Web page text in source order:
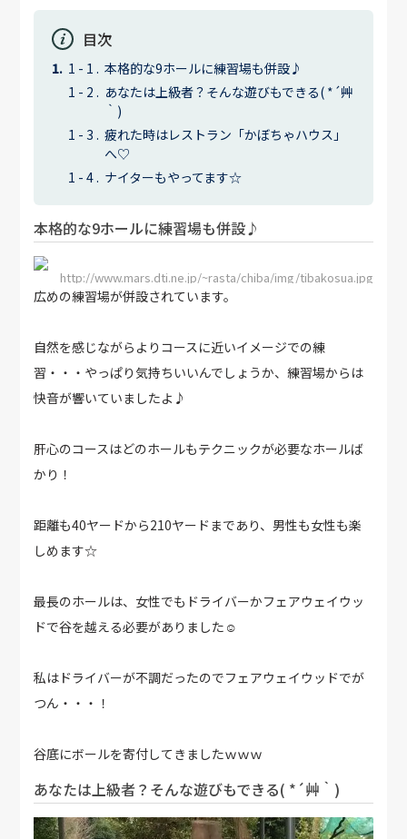
目次
本格的な9ホールに練習場も併設♪
あなたは上級者？そんな遊びもできる( *´艸
｀)
疲れた時はレストラン「かぼちゃハウス」
へ♡
ナイターもやってます☆
本格的な9ホールに練習場も併設♪
http://www.mars.dti.ne.jp/~rasta/chiba/img/tibakosua.jpg
広めの練習場が併設されています。
自然を感じながらよりコースに近いイメージでの練
習・・・やっぱり気持ちいいんでしょうか、練習場からは
快音が響いていましたよ♪
肝心のコースはどのホールもテクニックが必要なホールば
かり！
距離も40ヤードから210ヤードまであり、男性も女性も楽
しめます☆
最長のホールは、女性でもドライバーかフェアウェイウッ
ドで谷を越える必要がありました☺
私はドライバーが不調だったのでフェアウェイウッドでが
つん・・・！
谷底にボールを寄付してきましたｗｗｗ
あなたは上級者？そんな遊びもできる( *´艸｀)